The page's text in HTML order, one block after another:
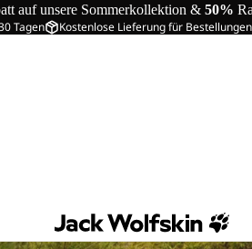
auf unsere Sommerkollektion & 50%
Tagen Kostenlose Lieferung für